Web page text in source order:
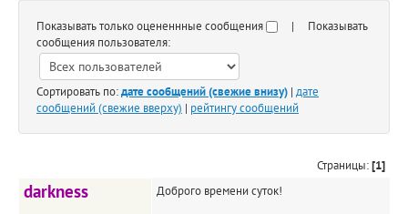
Показывать только оцененнные сообщения
| Показывать
сообщения пользователя:
Сортировать по:дате сообщений (свежие внизу) | дате
сообщений (свежие вверху) | рейтингу сообщений
Страницы:[1]
darkness
Доброго времени суток!